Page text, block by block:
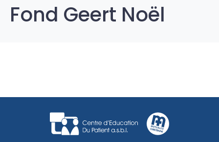
Fond Geert Noël